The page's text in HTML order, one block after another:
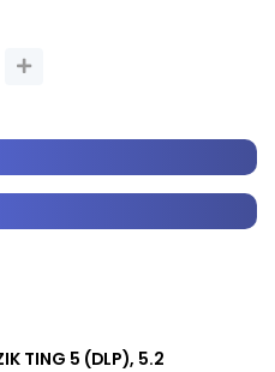
TING 5 (DLP), 5.2